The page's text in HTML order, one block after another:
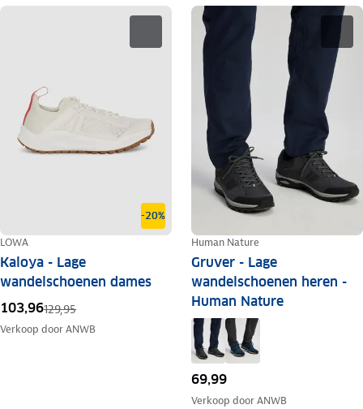
-20%
LOWA
Kaloya - Lage
wandelschoenen dames
103,96129,95
Verkoop doorANWB
Human Nature
Gruver - Lage
wandelschoenen heren -
Human Nature
69,99
Verkoop doorANWB